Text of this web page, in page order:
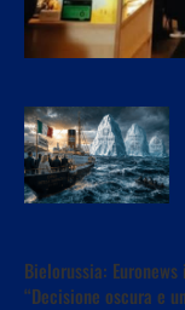
Bielorussia:
“Decisione oscura e